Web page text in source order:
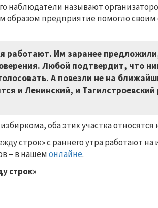
наблюдатели называют
образом предприятие помогло
работают. Им заранее
Любой подтвердит, что
А повезли не на
и Ленинский, и
оба этих участка относятся
строк» с раннего утра работают на
– в нашемонлайне.
строк»